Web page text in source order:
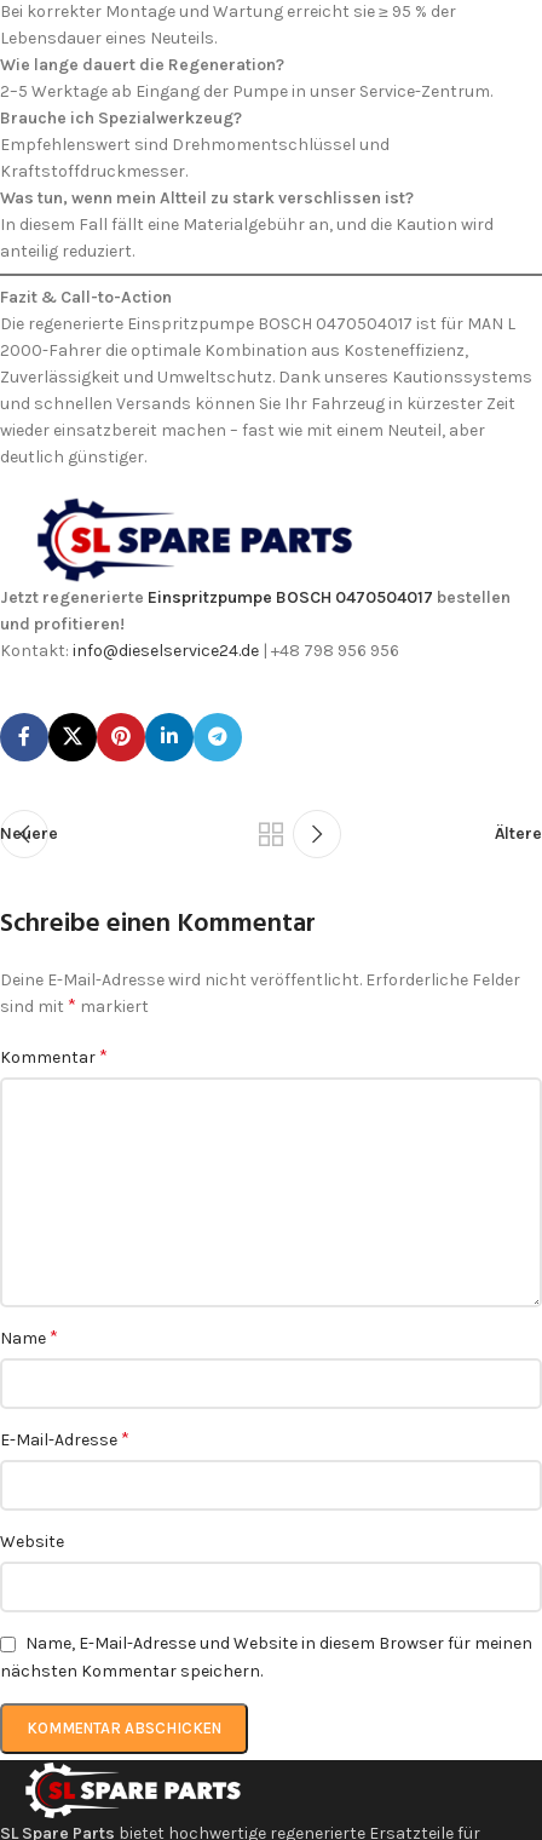
Bei korrekter Montage und Wartung erreicht sie ≥ 95 % der
Lebensdauer eines Neuteils.
Wie lange dauert die Regeneration?
2–5 Werktage ab Eingang der Pumpe in unser Service-Zentrum.
Brauche ich Spezialwerkzeug?
Empfehlenswert sind Drehmomentschlüssel und
Kraftstoffdruckmesser.
Was tun, wenn mein Altteil zu stark verschlissen ist?
In diesem Fall fällt eine Materialgebühr an, und die Kaution wird
anteilig reduziert.
Fazit & Call-to-Action
Die regenerierte Einspritzpumpe BOSCH 0470504017 ist für MAN L
2000-Fahrer die optimale Kombination aus Kosteneffizienz,
Zuverlässigkeit und Umweltschutz. Dank unseres Kautionssystems
und schnellen Versands können Sie Ihr Fahrzeug in kürzester Zeit
wieder einsatzbereit machen – fast wie mit einem Neuteil, aber
deutlich günstiger.
Jetzt regenerierte Einspritzpumpe BOSCH 0470504017 bestellen
und profitieren!
Kontakt: info@dieselservice24.de | +48 798 956 956
Neuere Ältere
Schreibe einen Kommentar
Deine E-Mail-Adresse wird nicht veröffentlicht. Erforderliche Felder
sind mit * markiert
Kommentar *
Name *
E-Mail-Adresse *
Website
Name, E-Mail-Adresse und Website in diesem Browser für meinen
nächsten Kommentar speichern.
SL Spare Parts bietet hochwertige regenerierte Ersatzteile für